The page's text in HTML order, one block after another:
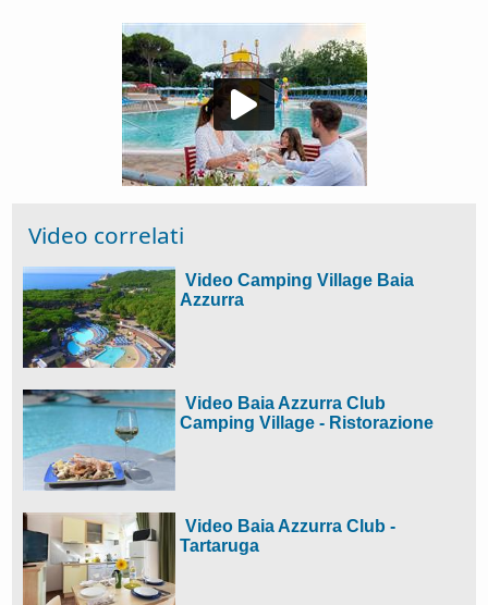
Video correlati
Video Camping Village Baia
Azzurra
Video Baia Azzurra Club
Camping Village - Ristorazione
Video Baia Azzurra Club -
Tartaruga